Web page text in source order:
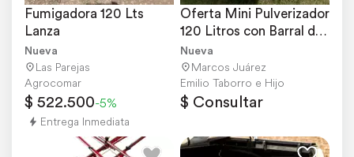
Fumigadora 120 Lts
Lanza
Nueva
Las Parejas
Agrocomar
$ 522.500-5%
Entrega Inmediata
Oferta Mini Pulverizador
120 Litros con Barral de
4.5 Metros
Nueva
Marcos Juárez
Emilio Taborro e Hijo
$ Consultar